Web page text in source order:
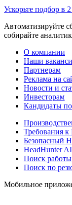
Ускорьте подбор в
Автоматизируйте
собирайте
О компании
Наши
Партнерам
Реклама на
Новости и
Инвесторам
Кандидаты
Требования
Безопасный
HeadHunter
Поиск работы
Поиск по
Мобильное